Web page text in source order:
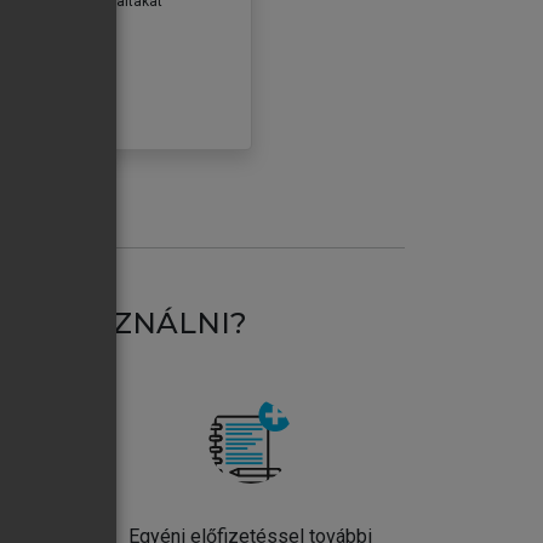
HASZNÁLNI?
Egyéni előfizetéssel további